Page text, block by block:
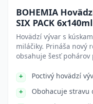
BOHEMIA
SIX PACK 6x140ml
Hovädzí vývar s
miláčiky. Prináša nový
obsahuje šesť pohárov
Poctivý hovädzí
Obohacuje stravu